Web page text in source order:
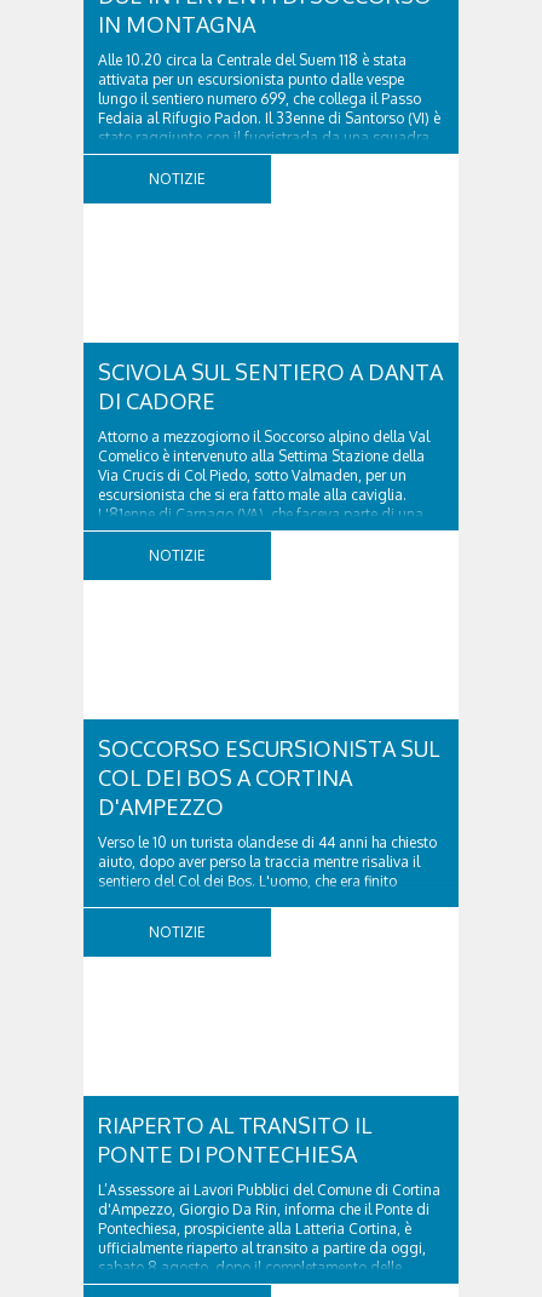
IN MONTAGNA
Alle 10.20 circa la Centrale del Suem 118 è stata
attivata per un escursionista punto dalle vespe
lungo il sentiero numero 699, che collega il Passo
Fedaia al Rifugio Padon. Il 33enne di Santorso (VI) è
stato raggiunto con il fuoristrada da una squadra
del Soccorso alpino della Val Pettorina...
NOTIZIE
SCIVOLA SUL SENTIERO A DANTA
DI CADORE
Attorno a mezzogiorno il Soccorso alpino della Val
Comelico è intervenuto alla Settima Stazione della
Via Crucis di Col Piedo, sotto Valmaden, per un
escursionista che si era fatto male alla caviglia.
L'81enne di Carnago (VA), che faceva parte di una
comitiva e aveva riportato un trauma...
NOTIZIE
SOCCORSO ESCURSIONISTA SUL
COL DEI BOS A CORTINA
D'AMPEZZO
Verso le 10 un turista olandese di 44 anni ha chiesto
aiuto, dopo aver perso la traccia mentre risaliva il
sentiero del Col dei Bos. L'uomo, che era finito
Torri del Falzarego, era...
NOTIZIE
RIAPERTO AL TRANSITO IL
PONTE DI PONTECHIESA
L’Assessore ai Lavori Pubblici del Comune di Cortina
d'Ampezzo, Giorgio Da Rin, informa che il Ponte di
Pontechiesa, prospiciente alla Latteria Cortina, è
ufficialmente riaperto al transito a partire da oggi,
sabato 8 agosto, dopo il completamento delle
verifiche e il positivo collaudo...